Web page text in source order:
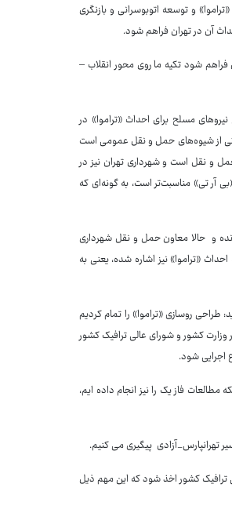
و توسعه اتوبوسرانی و بازنگری
آن در تهران فراهم شود.
شود تکیه ما روی محور انقلاب –
مسلح برای احداث «تراموا» در
یکی از شیوه‌های حمل و نقل عمومی است
و نقل است و شهرداری تهران نیز در
آر تی» مناسبت‌تر است، به گونه‌ای که
و حالا معاون حمل و نقل شهرداری
«تراموا» نیز اشاره شده، یعنی به
روسازی «تراموا» را تمام کردیم
کشور و شورای عالی ترافیک کشور
اجرایی شود.
فاز یک را نیز انجام داده ایم،
تهرانپارس_آزادی پیگیری می کنیم.
ترافیک کشور اخذ شود که این مهم ذیل